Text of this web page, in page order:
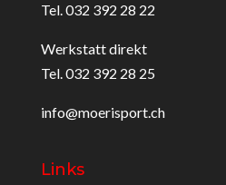
Tel. 032 392 28 22
Werkstatt direkt
Tel. 032 392 28 25
info@moerisport.ch
Links